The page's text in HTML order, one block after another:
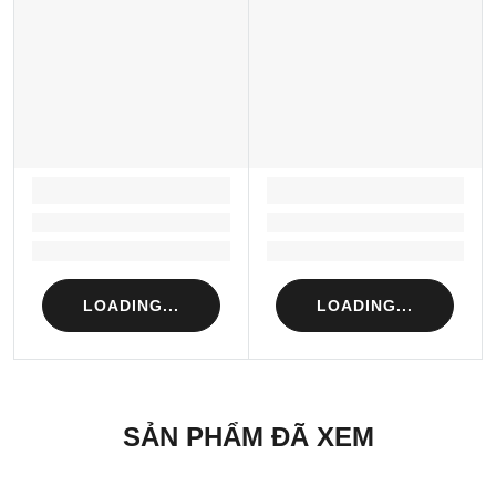
LOADING... LOADING...
SẢN PHẨM ĐÃ XEM